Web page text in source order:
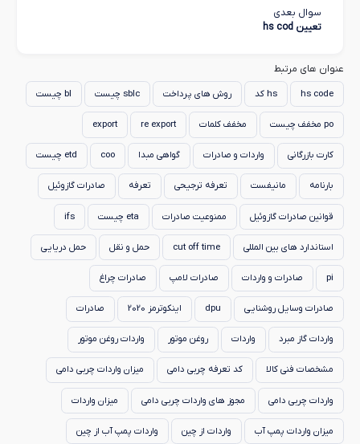
سوال بعدی
تعیین hs cod
عنوان های مرتبط
hs code hs کد روش های پرداخت sblc چیست bl چیست
po مخفف چیست مخفف کلمات re export
export
کارت بازرگانی واردات و صادرات گواهی مبدا coo etd چیست
بارنامه مانیفست تعرفه ترجیحی تعرفه صادرات گازوئیل
قوانین صادرات گازوئیل ممنوعیت صادرات eta چیست ifs
استاندارد های بین المللی cut off time حمل و نقل حمل دریایی
pi صادرات و واردات صادرات لامپ صادرات چراغ
صادرات وسایل روشنایی dpu اینکوترمز 2020 صادرات
واردات گاز مبرد واردات روغن موتور واردات روغن موتور
مشخصات فنی کالا کد تعرفه چربی دامی میزان واردات چربی دامی
واردات چربی دامی مجوز های واردات چربی دامی میزان واردات
میزان واردات پمپ آب واردات از چین واردات پمپ آب از چین